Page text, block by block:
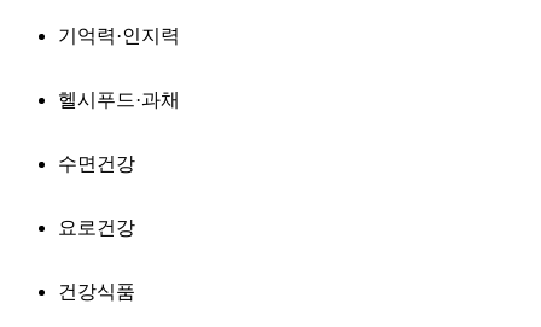
기억력·인지력
헬시푸드·과채
수면건강
요로건강
건강식품